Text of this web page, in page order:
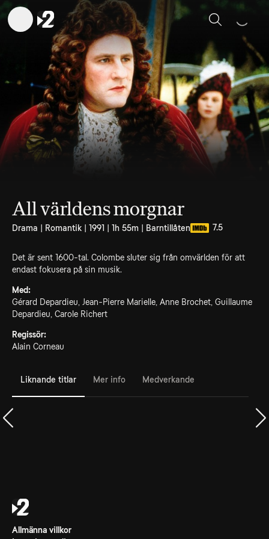
Sök
All världens morgnar
Drama | Romantik | 1991 | 1h 55m | Barntillåten 7.5
Det är sent 1600-tal. Colombe sluter sig från omvärlden för att
endast fokusera på sin musik.
Med:
Gérard Depardieu, Jean-Pierre Marielle, Anne Brochet, Guillaume
Depardieu, Carole Richert
Regissör:
Alain Corneau
Liknande titlar Mer info Medverkande
Allmänna villkor